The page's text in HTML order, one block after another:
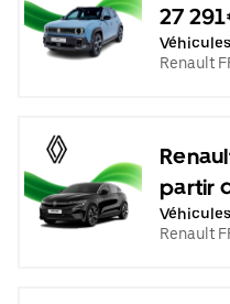
27
Renault
partir
Renault